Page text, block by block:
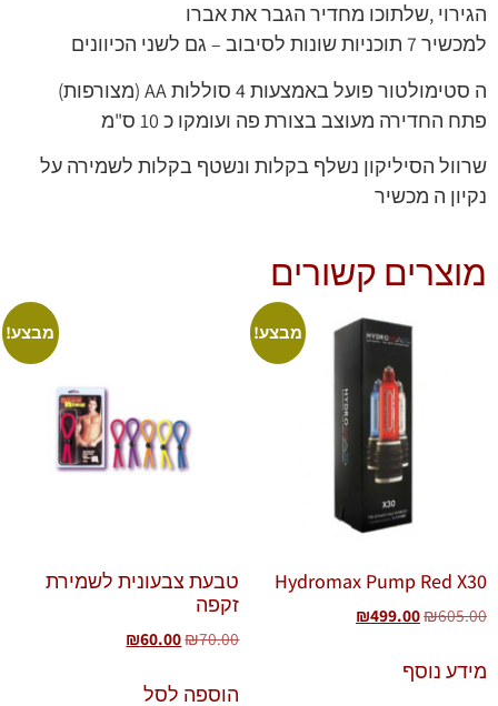
הגירוי ,שלתוכו מחדיר הגבר את אברו
למכשיר 7 תוכניות שונות לסיבוב – גם לשני הכיוונים
ה סטימולטור פועל באמצעות 4 סוללות AA (מצורפות)
פתח החדירה מעוצב בצורת פה ועומקו כ 10 ס"מ
שרוול הסיליקון נשלף בקלות ונשטף בקלות לשמירה על
נקיון ה מכשיר
מוצרים קשורים
מבצע!
Hydromax Pump Red X30
₪605.00
₪499.00
מידע נוסף
מבצע!
טבעת צבעונית לשמירת
זקפה
₪70.00
₪60.00
הוספה לסל